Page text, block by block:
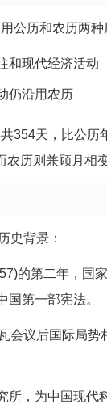
公历和农历两种
和现代经济活动
仍沿用农历
354天，比公历
历则兼顾月相变
史背景：
的第二年，国
第一部宪法。
会议后国际局
所，为中国现代